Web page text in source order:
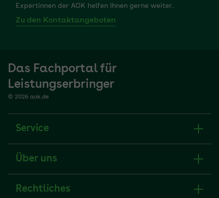
Expertinnen der AOK helfen Ihnen gerne weiter.
Zu den Kontaktangeboten
Das Fachportal für
Leistungserbringer
© 2026 aok.de
Service
Über uns
Rechtliches